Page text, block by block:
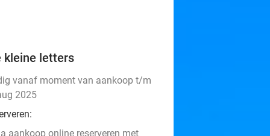
kleine letters
vanaf moment van aankoop t/m
2025
aankoop online reserveren met